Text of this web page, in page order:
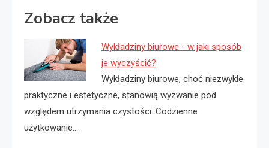
Zobacz także
Wykładziny biurowe - w jaki sposób
je wyczyścić?
Wykładziny biurowe, choć niezwykle
praktyczne i estetyczne, stanowią wyzwanie pod
względem utrzymania czystości. Codzienne
użytkowanie…